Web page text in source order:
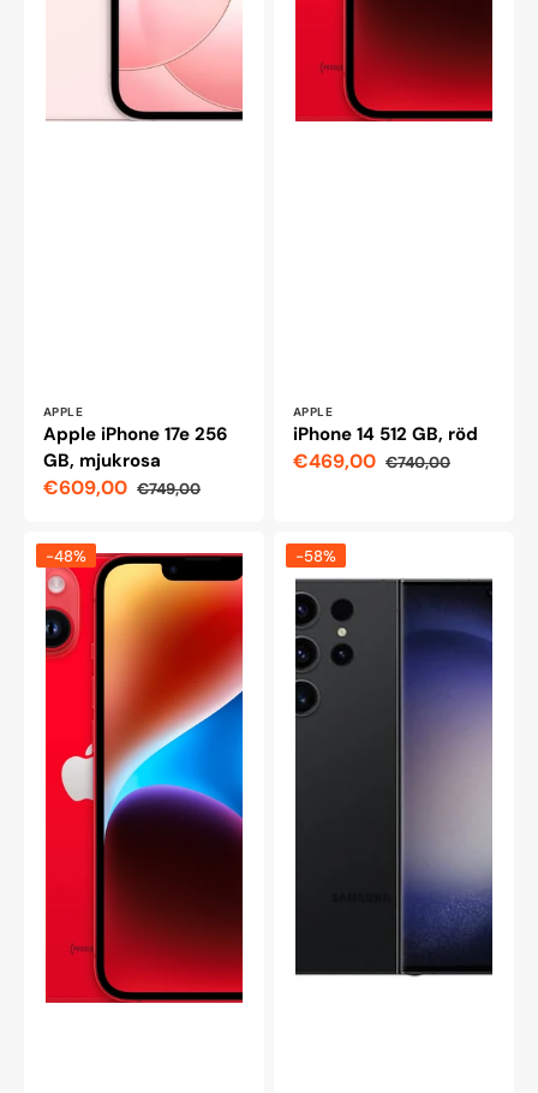
Leverantör:
APPLE
Apple iPhone 17e 256
GB, mjukrosa
Reapris
€609,00
Ordinarie
€749,00
Leverantör:
APPLE
iPhone 14 512 GB, röd
Reapris
€469,00
Ordinarie
€740,00
Apple
iPhone
5G
128
GB
(PRODUCT
-48%
Samsung
Galaxy
S23
Ultra
5G
512GB
Enterprise,
Phantom
-58%